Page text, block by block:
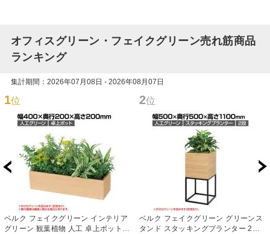
オフィスグリーン・フェイクグリーン売れ筋商品
ランキング
集計期間：2026年07月08日 - 2026年08月07日
1位
ベルク フェイクグリーン インテリア
グリーン 観葉植物 人工 卓上ポット
2位
ベルク フェイクグリーン グリーンス
タンド スタッキングプランター 2段